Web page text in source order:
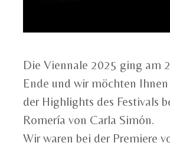
Die Viennale 2025 ging am
Ende und wir möchten
der Highlights des Festivals
Romería von Carla Simón.
Wir waren bei der Premiere